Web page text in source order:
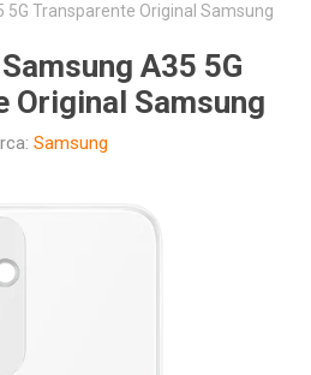
5G Transparente Original Samsung
A35 5G
Original Samsung
Samsung